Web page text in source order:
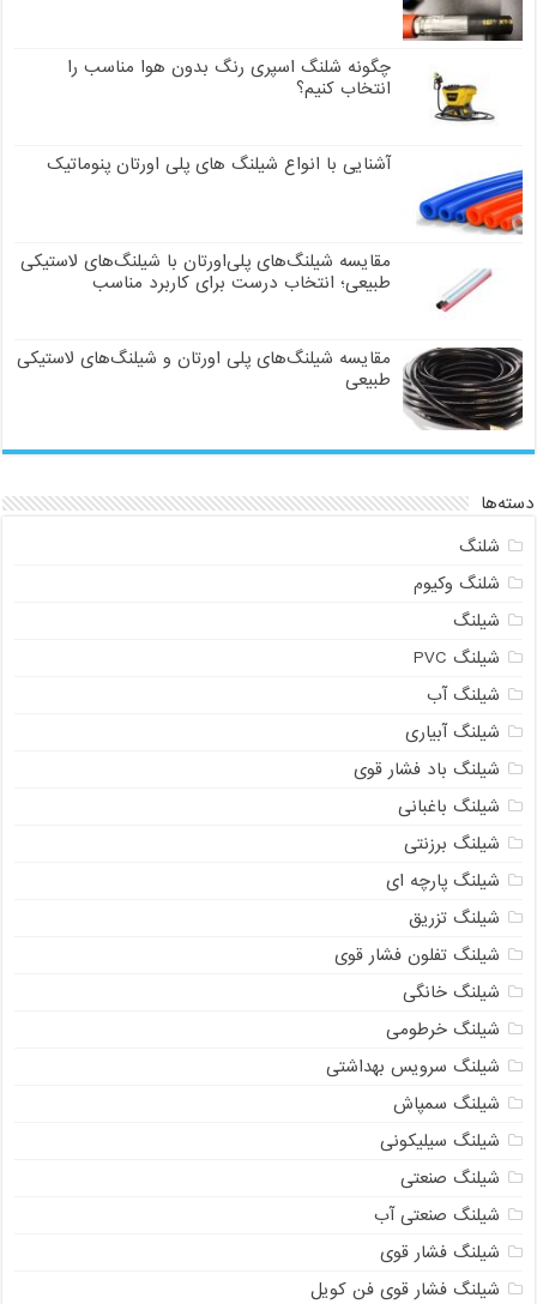
چگونه شلنگ اسپری رنگ بدون هوا مناسب را
انتخاب کنیم؟
آشنایی با انواع شیلنگ های پلی اورتان پنوماتیک
مقایسه شیلنگ‌های پلی‌اورتان با شیلنگ‌های لاستیکی
طبیعی؛ انتخاب درست برای کاربرد مناسب
مقایسه شیلنگ‌های پلی اورتان و شیلنگ‌های لاستیکی
طبیعی
دسته‌ها
شلنگ
شلنگ وکیوم
شیلنگ
شیلنگ PVC
شیلنگ آب
شیلنگ آبیاری
شیلنگ باد فشار قوی
شیلنگ باغبانی
شیلنگ برزنتی
شیلنگ پارچه‌ ای
شیلنگ تزریق
شیلنگ تفلون فشار قوی
شیلنگ خانگی
شیلنگ خرطومی
شیلنگ سرویس بهداشتی
شیلنگ سمپاش
شیلنگ سیلیکونی
شیلنگ صنعتی
شیلنگ صنعتی آب
شیلنگ فشار قوی
شیلنگ فشار قوی فن کویل